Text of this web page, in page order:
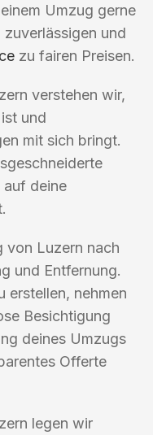
Umzug gerne
und
zu fairen Preisen.
verstehen wir,
und
mit sich bringt.
auf deine
von Luzern nach
und Entfernung.
erstellen, nehmen
Besichtigung
deines Umzugs
Offerte
legen wir